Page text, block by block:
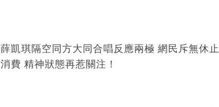
薛凱琪隔空同方大同合唱反應兩極 網民斥無休止
消費 精神狀態再惹關注！